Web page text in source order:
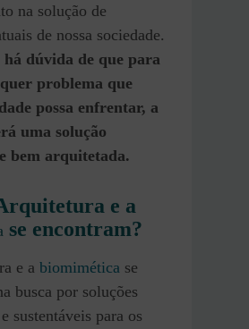
na solução de
de nossa sociedade.
dúvida de que para
problema que
possa enfrentar, a
uma solução
bem arquitetada.
e a
se encontram?
e a biomimética se
busca por soluções
sustentáveis para os